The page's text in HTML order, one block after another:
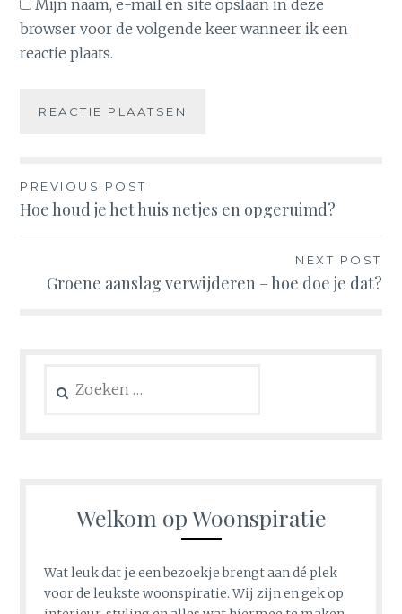
Mijn naam, e-mail en site opslaan in deze
browser voor de volgende keer wanneer ik een
reactie plaats.
Bericht
navigatie
PREVIOUS POST
Hoe houd je het huis netjes en opgeruimd?
NEXT POST
Groene aanslag verwijderen – hoe doe je dat?
naar:
Welkom op Woonspiratie
Wat leuk dat je een bezoekje brengt aan dé plek
voor de leukste woonspiratie. Wij zijn en gek op